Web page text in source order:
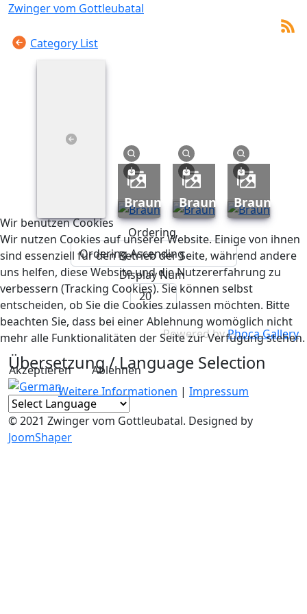
Zwinger vom Gottleubatal
Category List
Braun Braun Braun
Ordering
Display Num
Powered byPhoca Gallery
Übersetzung / Language Selection
© 2021 Zwinger vom Gottleubatal. Designed by
JoomShaper
Wir benutzen Cookies
Wir nutzen Cookies auf unserer Website. Einige von ihnen
sind essenziell für den Betrieb der Seite, während andere
uns helfen, diese Website und die Nutzererfahrung zu
verbessern (Tracking Cookies). Sie können selbst
entscheiden, ob Sie die Cookies zulassen möchten. Bitte
beachten Sie, dass bei einer Ablehnung womöglich nicht
mehr alle Funktionalitäten der Seite zur Verfügung stehen.
Akzeptieren
Ablehnen
Weitere Informationen | Impressum